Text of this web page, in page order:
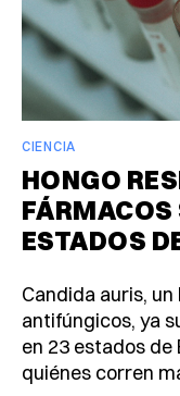
CIENCIA
HONGO
FÁRMACOS
ESTADOS
Candida auris,
antifúngicos, ya
en 23 estados de
quiénes corren